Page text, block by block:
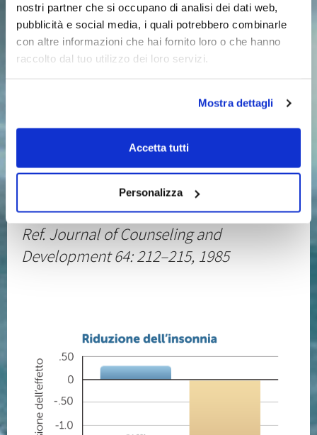
nostri partner che si occupano di analisi dei dati web,
pubblicità e social media, i quali potrebbero combinarle
con altre informazioni che hai fornito loro o che hanno
raccolto dal tuo utilizzo dei loro servizi.
Mostra dettagli
Accetta tutti
Personalizza
Uno studio effettuato su pazienti che
richiedono un trattamento per problemi
di stress post-traumatico ha rilevato che
di Meditazione Trascendentale hanno
mostrato, dopo quattro mesi, a differenza
dei pazienti assegnati in modo casuale a
ricevere psicoterapia, una riduzione
significativa dell’insonnia.
Ref. Journal of Counseling and
Development 64: 212–215, 1985